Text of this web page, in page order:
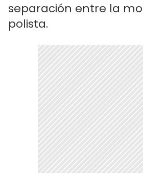
separación entre la
polista.